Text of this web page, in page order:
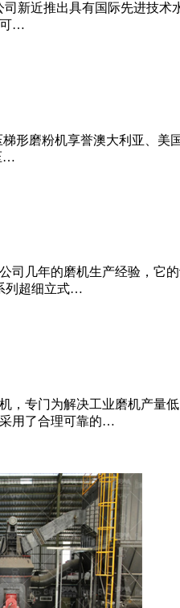
新近推出具有国际先进技
可…
形磨粉机享誉澳大利亚、
…
司几年的磨机生产经验，它
列超细立式…
，专门为解决工业磨机产量
用了合理可靠的…